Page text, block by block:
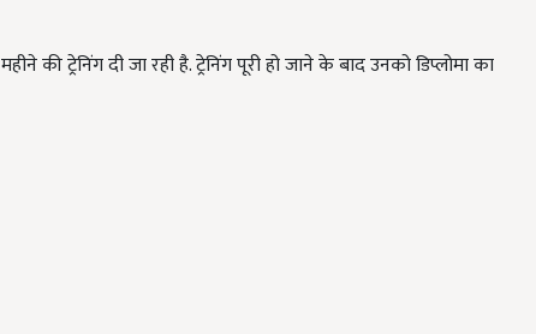
की ट्रेनिंग दी जा रही है. ट्रेनिंग पूरी हो जाने के बाद उनको डिप्लोमा का